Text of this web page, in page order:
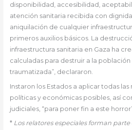
disponibilidad, accesibilidad,
atención sanitaria recibida con
aniquilación de cualquier
primeros auxilios básicos. La
infraestructura sanitaria en Gaza ha
calculadas para destruir a la
traumatizada”, declararon.
Instaron los Estados a aplicar todas
políticas y económicas posibles, así
judiciales, “para poner fin a este
*Los relatores especiales forman parte